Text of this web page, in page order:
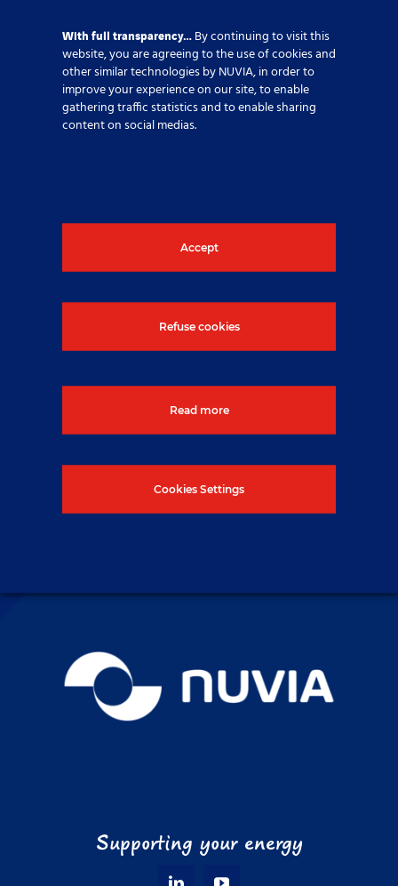
HR / Lidské zdroje,Radiologická fyzika,
bezpečnost, detekce a měření radiace
Spojené království
informace, klikněte na tlačítko
níže.
Kontaktujte nás
Supporting your energy
With full transparency… By continuing to visit this
website, you are agreeing to the use of cookies and
other similar technologies by NUVIA, in order to
improve your experience on our site, to enable
gathering traffic statistics and to enable sharing
content on social medias.
Accept
Refuse cookies
Read more
Cookies Settings